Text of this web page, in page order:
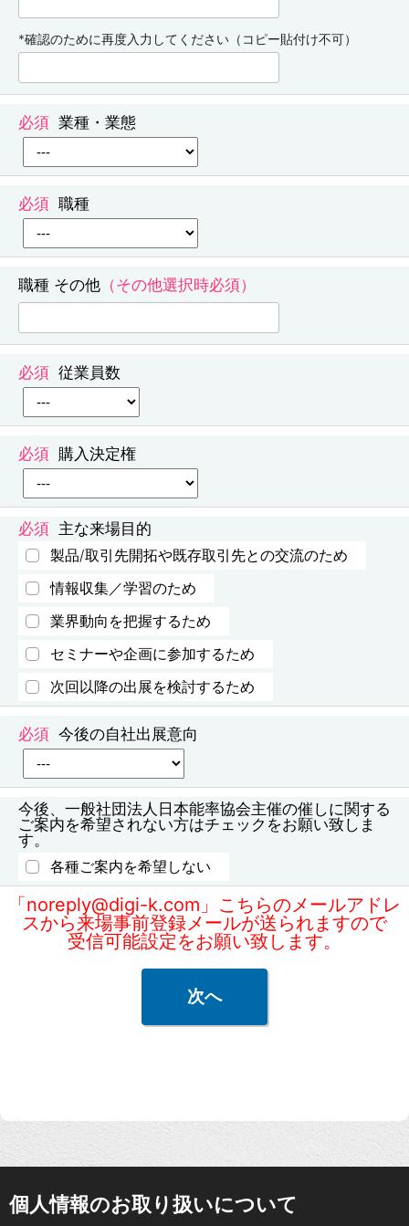
*確認のために再度入力してください（コピー貼付け不可）
業種・業態
職種
職種 その他
従業員数
購入決定権
主な来場目的
製品/取引先開拓や既存取引先との交流のため
情報収集／学習のため
業界動向を把握するため
セミナーや企画に参加するため
次回以降の出展を検討するため
今後の自社出展意向
今後、一般社団法人日本能率協会主催の催しに関する
ご案内を希望されない方はチェックをお願い致しま
す。
各種ご案内を希望しない
「noreply@digi-k.com」こちらのメールアドレ
スから来場事前登録メールが送られますので
受信可能設定をお願い致します。
個人情報のお取り扱いについて